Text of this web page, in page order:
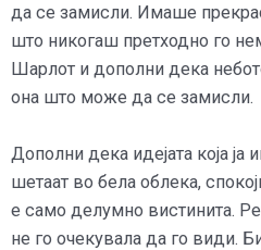
да се замисли. Имаше
што никогаш претходно го
Шарлот и дополни дека
она што може да се замисли.
Дополни дека идејата која ја
шетаат во бела облека,
е само делумно вистинита.
не го очекувала да го види.